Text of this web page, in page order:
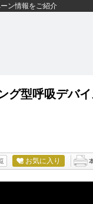
ン情報をご紹介
グ型呼吸デバ
お気に入り